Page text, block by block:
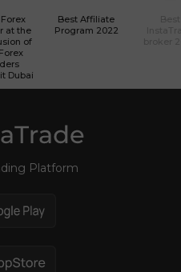
at the
of
Dubai
Best Affiliate
Program 2022
Platform